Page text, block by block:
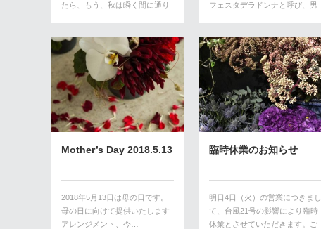
たら、もう、秋は瞬く間に通り
フェスタデラドンナと呼び、男
Mother’s Day 2018.5.13
2018年5月13日は母の日です。
母の日に向けて提供いたします
アレンジメント、今…
臨時休業のお知らせ
明日4日（火）の営業につきまし
て、台風21号の影響により臨時
休業とさせていただきます。ご